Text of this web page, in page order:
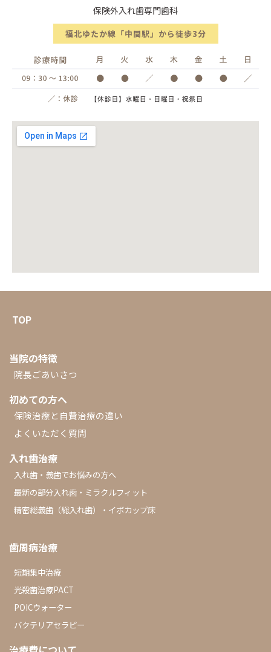
保険外入れ歯専門歯科
福北ゆたか線「中間駅」から徒歩3分
TOP
当院の特徴
院長ごあいさつ
初めての方へ
保険治療と自費治療の違い
よくいただく質問
入れ歯治療
入れ歯・義歯でお悩みの方へ
最新の部分入れ歯・ミラクルフィット
精密総義歯（総入れ歯）・イボカップ床
歯周病治療
短期集中治療
光殺菌治療PACT
POICウォーター
バクテリアセラピー